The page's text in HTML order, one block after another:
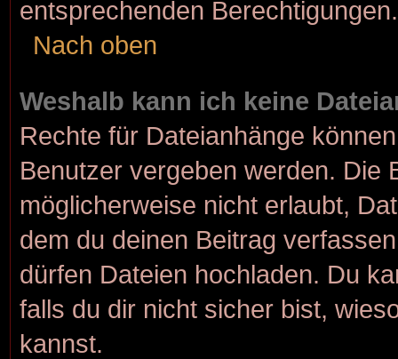
entsprechenden Berechtigungen.
Nach oben
Weshalb kann ich keine
Rechte für Dateianhänge
Benutzer vergeben werden. Die
möglicherweise nicht erlaubt,
dem du deinen Beitrag
dürfen Dateien hochladen. Du
falls du dir nicht sicher bist,
kannst.